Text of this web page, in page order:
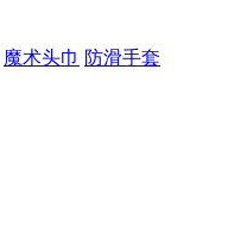
魔术头巾 防滑手套